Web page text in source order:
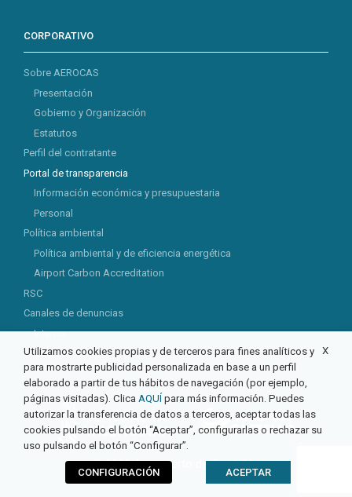
CORPORATIVO
Sobre AEROCAS
Presentación
Gobierno y Organización
Estatutos
Perfil del contratante
Portal de transparencia
Información económica y presupuestaria
Personal
Política ambiental
Política ambiental y de eficiencia energética
Airport Carbon Accreditation
RSC
Canales de denuncias
Interno
Externo
© 2026 Aeropuerto de Castellón
X
Utilizamos cookies propias y de terceros para fines analíticos y
para mostrarte publicidad personalizada en base a un perfil
elaborado a partir de tus hábitos de navegación (por ejemplo,
páginas visitadas). Clica AQUÍ para más información. Puedes
autorizar la transferencia de datos a terceros, aceptar todas las
cookies pulsando el botón “Aceptar”, configurarlas o rechazar su
uso pulsando el botón “Configurar”.
CONFIGURACIÓN ACEPTAR